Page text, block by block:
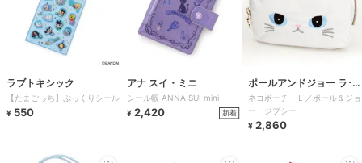
ラブトキシック
【たまごっち】ぷっくりシール
¥ 550
アナ スイ・ミニ
シール帳 ANNA SUI mini
¥ 2,420 新着
ポールアンドジョー ラ･パ
ペトリー
ネコポーチ・Ｌ／ポール＆ジョ
ー ジプシー
¥ 2,860